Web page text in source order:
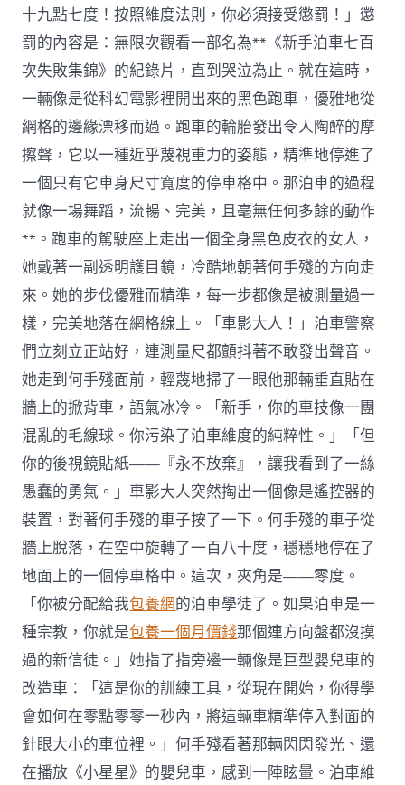
十九點七度！按照維度法則，你必須接受懲罰！」懲
罰的內容是：無限次觀看一部名為**《新手泊車七百
次失敗集錦》的紀錄片，直到哭泣為止。就在這時，
一輛像是從科幻電影裡開出來的黑色跑車，優雅地從
網格的邊緣漂移而過。跑車的輪胎發出令人陶醉的摩
擦聲，它以一種近乎蔑視重力的姿態，精準地停進了
一個只有它車身尺寸寬度的停車格中。那泊車的過程
就像一場舞蹈，流暢、完美，且毫無任何多餘的動作
**。跑車的駕駛座上走出一個全身黑色皮衣的女人，
她戴著一副透明護目鏡，冷酷地朝著何手殘的方向走
來。她的步伐優雅而精準，每一步都像是被測量過一
樣，完美地落在網格線上。「車影大人！」泊車警察
們立刻立正站好，連測量尺都顫抖著不敢發出聲音。
她走到何手殘面前，輕蔑地掃了一眼他那輛垂直貼在
牆上的掀背車，語氣冰冷。「新手，你的車技像一團
混亂的毛線球。你污染了泊車維度的純粹性。」「但
你的後視鏡貼紙——『永不放棄』，讓我看到了一絲
愚蠢的勇氣。」車影大人突然掏出一個像是遙控器的
裝置，對著何手殘的車子按了一下。何手殘的車子從
牆上脫落，在空中旋轉了一百八十度，穩穩地停在了
地面上的一個停車格中。這次，夾角是——零度。
「你被分配給我包養網的泊車學徒了。如果泊車是一
種宗教，你就是包養一個月價錢那個連方向盤都沒摸
過的新信徒。」她指了指旁邊一輛像是巨型嬰兒車的
改造車：「這是你的訓練工具，從現在開始，你得學
會如何在零點零零一秒內，將這輛車精準停入對面的
針眼大小的車位裡。」何手殘看著那輛閃閃發光、還
在播放《小星星》的嬰兒車，感到一陣眩暈。泊車維